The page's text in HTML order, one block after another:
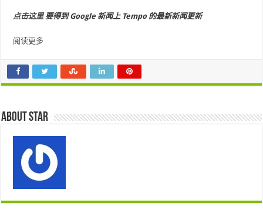
点击这里要得到Google 新闻上 Tempo 的最新新闻更新
阅读更多
About star